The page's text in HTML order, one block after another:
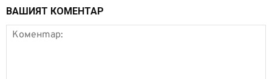
ВАШИЯТ КОМЕНТАР